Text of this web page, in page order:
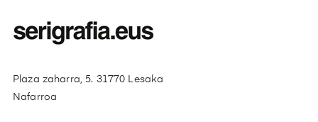
Plaza zaharra, 5. 31770 Lesaka
Nafarroa